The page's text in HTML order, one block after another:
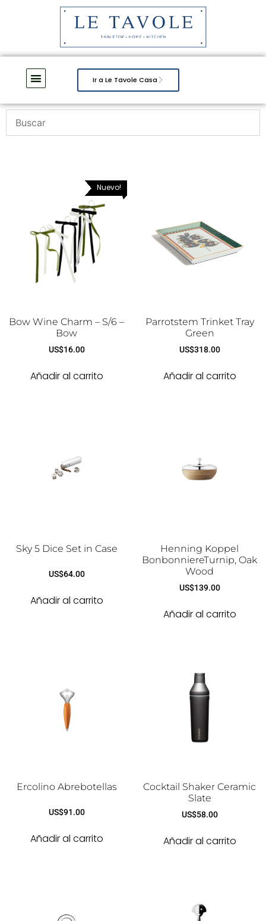
Ir a Le Tavole Casa
Nuevo!
Bow Wine Charm – S/6 –
Bow
US$16.00
Añadir al carrito
Parrotstem Trinket Tray
Green
US$318.00
Añadir al carrito
Sky 5 Dice Set in Case
US$64.00
Añadir al carrito
Henning Koppel
BonbonniereTurnip, Oak
Wood
US$139.00
Añadir al carrito
Ercolino Abrebotellas
US$91.00
Añadir al carrito
Cocktail Shaker Ceramic
Slate
US$58.00
Añadir al carrito